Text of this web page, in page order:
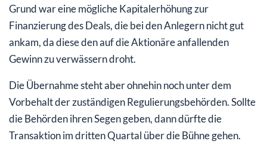
Grund war eine mögliche Kapitalerhöhung zur
Finanzierung des Deals, die bei den Anlegern nicht gut
ankam, da diese den auf die Aktionäre anfallenden
Gewinn zu verwässern droht.
Die Übernahme steht aber ohnehin noch unter dem
Vorbehalt der zuständigen Regulierungsbehörden. Sollte
die Behörden ihren Segen geben, dann dürfte die
Transaktion im dritten Quartal über die Bühne gehen.